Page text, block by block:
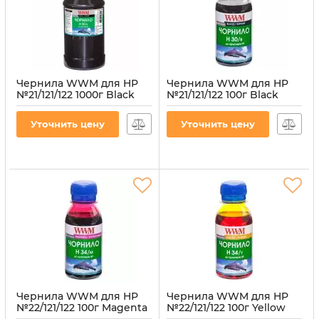
Чернила WWM для HP
№21/121/122 1000г Black
водорастворимые
H30/B-4
Уточнить цену
Чернила WWM для HP
№21/121/122 100г Black
водорастворимые
H30/B-2
Уточнить цену
Чернила WWM для HP
№22/121/122 100г Magenta
Чернила WWM для HP
№22/121/122 100г Yellow